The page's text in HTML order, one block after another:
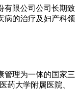
有限公司公司长期致
病的治疗及妇产科领
管理为一体的国家三
药大学附属医院、